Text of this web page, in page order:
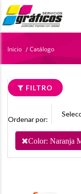
Inicio / Catálogo
FILTRO
Ordenar por:
Color: Naranja